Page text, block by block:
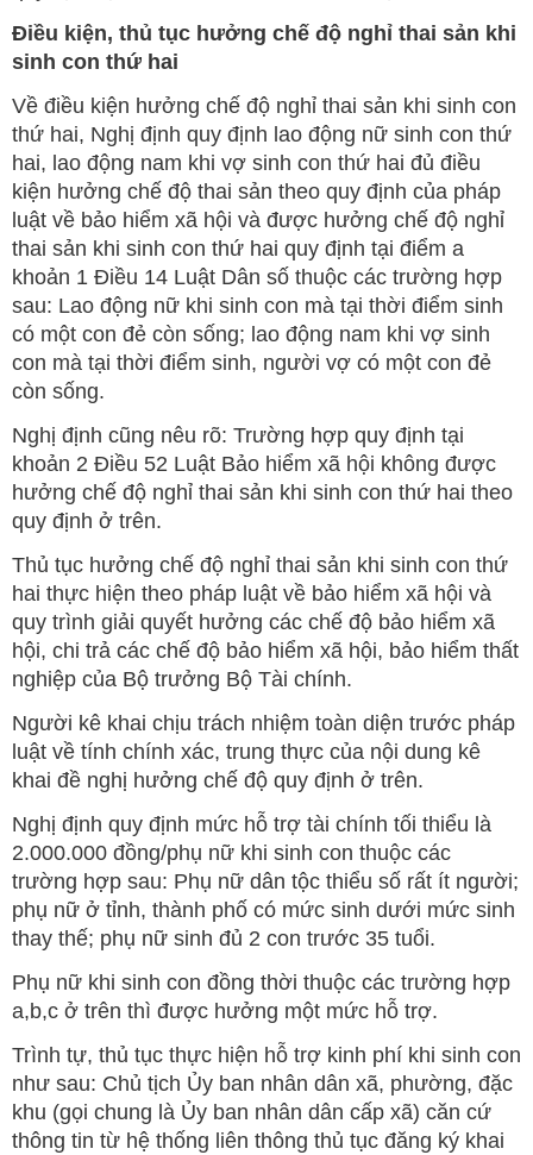
Điều kiện, thủ tục hưởng chế độ nghỉ thai sản khi
sinh con thứ hai
Về điều kiện hưởng chế độ nghỉ thai sản khi sinh con
thứ hai, Nghị định quy định lao động nữ sinh con thứ
hai, lao động nam khi vợ sinh con thứ hai đủ điều
kiện hưởng chế độ thai sản theo quy định của pháp
luật về bảo hiểm xã hội và được hưởng chế độ nghỉ
thai sản khi sinh con thứ hai quy định tại điểm a
khoản 1 Điều 14 Luật Dân số thuộc các trường hợp
sau: Lao động nữ khi sinh con mà tại thời điểm sinh
có một con đẻ còn sống; lao động nam khi vợ sinh
con mà tại thời điểm sinh, người vợ có một con đẻ
còn sống.
Nghị định cũng nêu rõ: Trường hợp quy định tại
khoản 2 Điều 52 Luật Bảo hiểm xã hội không được
hưởng chế độ nghỉ thai sản khi sinh con thứ hai theo
quy định ở trên.
Thủ tục hưởng chế độ nghỉ thai sản khi sinh con thứ
hai thực hiện theo pháp luật về bảo hiểm xã hội và
quy trình giải quyết hưởng các chế độ bảo hiểm xã
hội, chi trả các chế độ bảo hiểm xã hội, bảo hiểm thất
nghiệp của Bộ trưởng Bộ Tài chính.
Người kê khai chịu trách nhiệm toàn diện trước pháp
luật về tính chính xác, trung thực của nội dung kê
khai đề nghị hưởng chế độ quy định ở trên.
Nghị định quy định mức hỗ trợ tài chính tối thiểu là
2.000.000 đồng/phụ nữ khi sinh con thuộc các
trường hợp sau: Phụ nữ dân tộc thiểu số rất ít người;
phụ nữ ở tỉnh, thành phố có mức sinh dưới mức sinh
thay thế; phụ nữ sinh đủ 2 con trước 35 tuổi.
Phụ nữ khi sinh con đồng thời thuộc các trường hợp
a,b,c ở trên thì được hưởng một mức hỗ trợ.
Trình tự, thủ tục thực hiện hỗ trợ kinh phí khi sinh con
như sau: Chủ tịch Ủy ban nhân dân xã, phường, đặc
khu (gọi chung là Ủy ban nhân dân cấp xã) căn cứ
thông tin từ hệ thống liên thông thủ tục đăng ký khai